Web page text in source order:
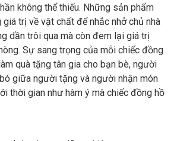
không thể thiếu. Những sản phẩm
giá trị về vật chất để nhắc nhở chủ nhà
dần trôi qua mà còn đem lại giá trị
Sự sang trọng của mỗi chiếc đồng
quà tặng tân gia cho bạn bè, người
giữa người tặng và người nhận món
thời gian như hàm ý mà chiếc đồng hồ